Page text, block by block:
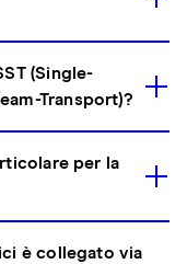
(Single-
Transport)?
per la
è collegato via